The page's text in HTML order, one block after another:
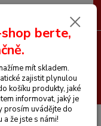
Hledat
0 Kč
shop berte,
mít skladem.
zajistit plynulou
košíku produkty, jaké
informovat, jaký je
prosím uvádějte do
že jste s námi!